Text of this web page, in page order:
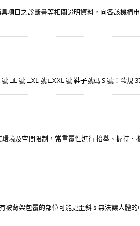
目之診斷書等相關證明資料，向各該機構
□L 號 □XL 號 □XXL 號 鞋子號碼 S 號：歐規
境及空間限制，常重覆性進行 抬舉、握持
背架包覆的部位可能更歪斜 § 無法讓人體